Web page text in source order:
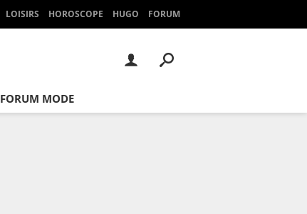
LOISIRS HOROSCOPE HUGO FORUM
FORUM MODE